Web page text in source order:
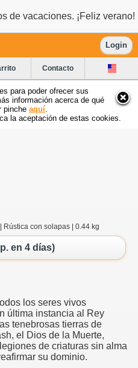
de vacaciones. ¡Feliz verano!
Login
Contacto
para poder ofrecer sus
información acerca de qué
pinche aquí
la aceptación de estas cookies.
con solapas | 0.44 kg
en 4 días)
los seres vivos
última instancia al Rey
tenebrosas tierras de
el Dios de la Muerte,
de criaturas sin alma
su dominio.